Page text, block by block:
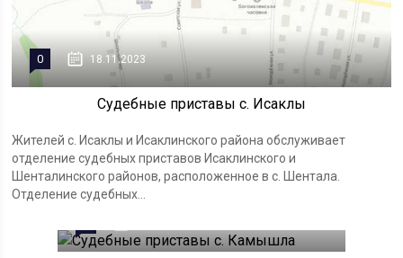
0 18.11.2023
Судебные приставы с. Исаклы
Жителей с. Исаклы и Исаклинского района обслуживает
отделение судебных приставов Исаклинского и
Шенталинского районов, расположенное в с. Шентала.
Отделение судебных...